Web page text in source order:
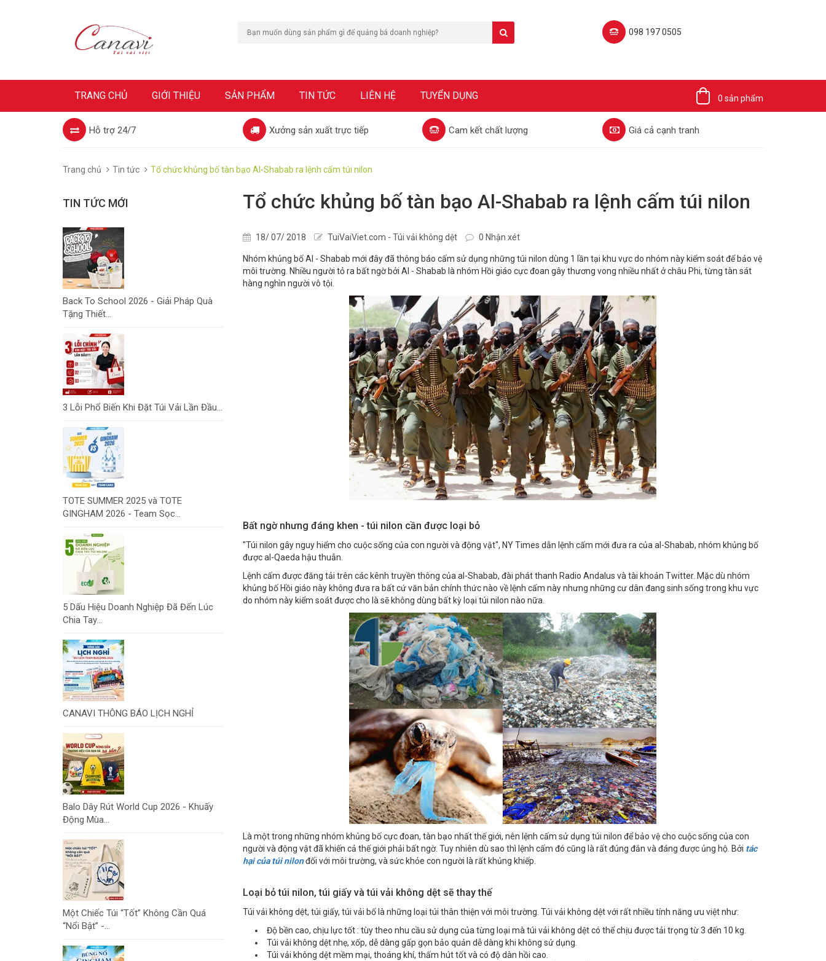
098 197 0505‬
TRANG CHỦ GIỚI THIỆU SẢN PHẨM TIN TỨC LIÊN HỆ TUYỂN DỤNG 0 sản phẩm
Hỗ trợ 24/7 Xưởng sản xuất trực tiếp Cam kết chất lượng Giá cả cạnh tranh
Trang chủ Tin tức Tổ chức khủng bố tàn bạo Al-Shabab ra lệnh cấm túi nilon
TIN TỨC MỚI
Back To School 2026 - Giải Pháp Quà
Tặng Thiết...
3 Lỗi Phổ Biến Khi Đặt Túi Vải Lần Đầu...
TOTE SUMMER 2025 và TOTE
GINGHAM 2026 - Team Sọc...
5 Dấu Hiệu Doanh Nghiệp Đã Đến Lúc
Chia Tay...
CANAVI THÔNG BÁO LỊCH NGHỈ
Balo Dây Rút World Cup 2026 - Khuấy
Động Mùa...
Một Chiếc Túi “Tốt” Không Cần Quá
“Nổi Bật” -...
Tổ chức khủng bố tàn bạo Al-Shabab ra lệnh cấm túi nilon
18/ 07/ 2018 TuiVaiViet.com - Túi vải không dệt 0 Nhận xét
Nhóm khủng bố Al - Shabab mới đây đã thông báo cấm sử dụng những túi nilon dùng 1 lần tại khu vực do nhóm này kiểm soát để bảo vệ
môi trường. Nhiều người tỏ ra bất ngờ bởi Al - Shabab là nhóm Hồi giáo cực đoan gây thương vong nhiều nhất ở châu Phi, từng tàn sát
hàng nghìn người vô tội.
Bất ngờ nhưng đáng khen - túi nilon cần được loại bỏ
"Túi nilon gây nguy hiểm cho cuộc sống của con người và động vật", NY Times dẫn lệnh cấm mới đưa ra của al-Shabab, nhóm khủng bố
được al-Qaeda hậu thuẫn.
Lệnh cấm được đăng tải trên các kênh truyền thông của al-Shabab, đài phát thanh Radio Andalus và tài khoản Twitter. Mặc dù nhóm
khủng bố Hồi giáo này không đưa ra bất cứ văn bản chính thức nào về lệnh cấm này nhưng những cư dân đang sinh sống trong khu vực
do nhóm này kiểm soát được cho là sẽ không dùng bất kỳ loại túi nilon nào nữa.
Là một trong những nhóm khủng bố cực đoan, tàn bạo nhất thế giới, nên lệnh cấm sử dụng túi nilon để bảo vệ cho cuộc sống của con
người và động vật đã khiến cả thế giới phải bất ngờ. Tuy nhiên dù sao thì lệnh cấm đó cũng là rất đúng đắn và đáng được ủng hộ. Bởi tác
hại của túi nilonđối với môi trường, và sức khỏe con người là rất khủng khiếp.
Loại bỏ túi nilon, túi giấy và túi vải không dệt sẽ thay thế
Túi vải không dệt, túi giấy, túi vải bố là những loại túi thân thiện với môi trường. Túi vải không dệt với rất nhiều tính năng ưu việt như:
Độ bền cao, chịu lực tốt : tùy theo nhu cầu sử dụng của từng loại mà túi vải không dệt có thể chịu được tải trọng từ 3 đến 10 kg.
Túi vải không dệt nhẹ, xốp, dễ dàng gấp gọn bảo quản dễ dàng khi không sử dụng.
Túi vải không dệt mềm mại, thoáng khí, thấm hút tốt và có độ dàn hồi cao.